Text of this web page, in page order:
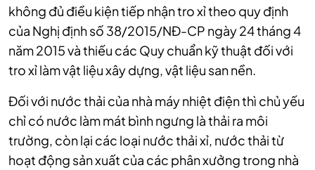
không đủ điều kiện tiếp nhận tro xỉ theo quy định
của Nghị định số 38/2015/NĐ-CP ngày 24 tháng 4
năm 2015 và thiếu các Quy chuẩn kỹ thuật đối với
tro xỉ làm vật liệu xây dựng, vật liệu san nền.
Đối với nước thải của nhà máy nhiệt điện thì chủ yếu
chỉ có nước làm mát bình ngưng là thải ra môi
trường, còn lại các loại nước thải xỉ, nước thải từ
hoạt động sản xuất của các phân xưởng trong nhà